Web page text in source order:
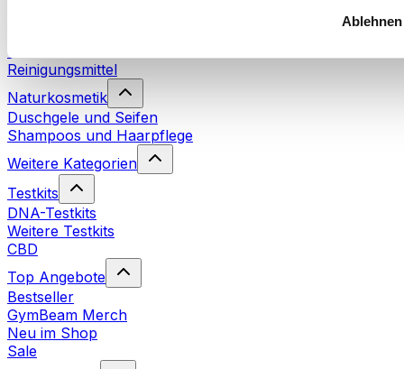
Ablehnen
Waschmittel
Reinigungsmittel
Naturkosmetik
Duschgele und Seifen
Shampoos und Haarpflege
Weitere Kategorien
Testkits
DNA-Testkits
Weitere Testkits
CBD
Top Angebote
Bestseller
GymBeam Merch
Neu im Shop
Sale